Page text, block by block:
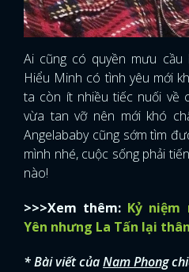
Ai cũng có quyền mưu cầu
Hiểu Minh có tình yêu mới
ta còn ít nhiều tiếc nuối về
vừa tan vỡ nên mới khó
Angelababy cũng sớm tìm
mình nhé, cuộc sống phải
nào!
>>>Xem thêm: Kỷ
Yên nhưng La Tấn lại
* Bài viết củaNam Phong